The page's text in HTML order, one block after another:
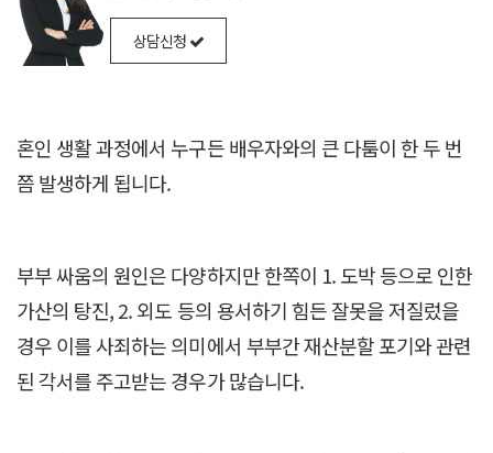
상담신청
혼인 생활 과정에서 누구든 배우자와의 큰 다툼이 한 두 번
쯤 발생하게 됩니다.
부부 싸움의 원인은 다양하지만 한쪽이 1. 도박 등으로 인한
가산의 탕진, 2. 외도 등의 용서하기 힘든 잘못을 저질렀을
경우 이를 사죄하는 의미에서 부부간 재산분할 포기와 관련
된 각서를 주고받는 경우가 많습니다.